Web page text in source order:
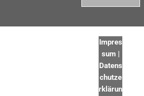
Impres
sum|
Datens
chutze
rklärun